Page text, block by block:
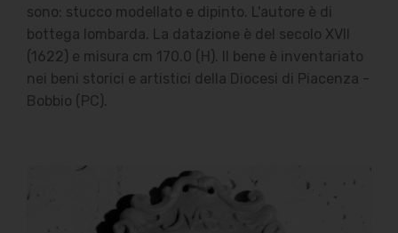
sono: stucco modellato e dipinto. L'autore è di
bottega lombarda. La datazione è del secolo XVII
(1622) e misura cm 170.0 (H). Il bene è inventariato
nei beni storici e artistici della Diocesi di Piacenza -
Bobbio (PC).